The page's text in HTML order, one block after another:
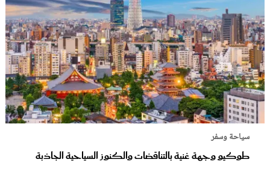
سياحة وسفر
طوكيو وجهة غنية بالتناقضات والكنوز السياحية الجاذبة